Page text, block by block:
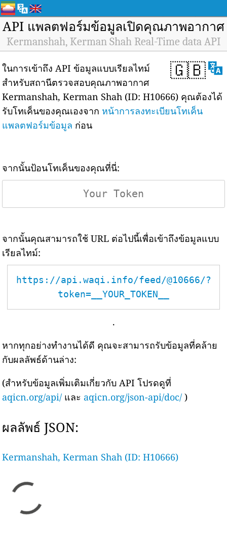
API แพลตฟอร์มข้อมูลเปิดคุณภาพอากาศ
Kermanshah, Kerman Shah Real-Time data API
🇬🇧
ในการเข้าถึง API ข้อมูลแบบเรียลไทม์
สำหรับสถานีตรวจสอบคุณภาพอากาศ
Kermanshah, Kerman Shah (ID: H10666) คุณต้องได้
รับโทเค็นของคุณเองจาก หน้าการลงทะเบียนโทเค็น
แพลตฟอร์มข้อมูล ก่อน
จากนั้นป้อนโทเค็นของคุณที่นี่:
จากนั้นคุณสามารถใช้ URL ต่อไปนี้เพื่อเข้าถึงข้อมูลแบบ
เรียลไทม์:
https://api.waqi.info/feed/@10666/?
token=__YOUR_TOKEN__
.
หากทุกอย่างทำงานได้ดี คุณจะสามารถรับข้อมูลที่คล้าย
กับผลลัพธ์ด้านล่าง:
(สำหรับข้อมูลเพิ่มเติมเกี่ยวกับ API โปรดดูที่
aqicn.org/api/ และ aqicn.org/json-api/doc/ )
ผลลัพธ์ JSON:
Kermanshah, Kerman Shah (ID: H10666)